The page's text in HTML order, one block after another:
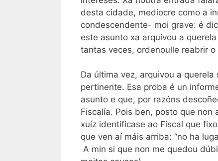
desta cidade, mediocre como a
condescendente- moi grave: é
este asunto xa arquivou a
tantas veces, ordenoulle reabrir
Da última vez, arquivou a
pertinente. Esa proba é un
asunto e que, por razóns
Fiscalía. Pois ben, posto que
xuíz identificase ao Fiscal que
que ven aí máis arriba: “no ha
A min si que non me quedou